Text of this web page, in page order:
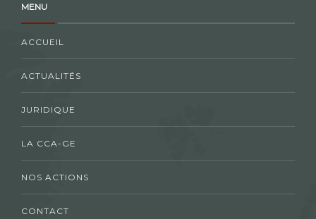
MENU
ACCUEIL
ACTUALITÉS
JURIDIQUE
LA CCA-GE
NOS ACTIONS
CONTACT